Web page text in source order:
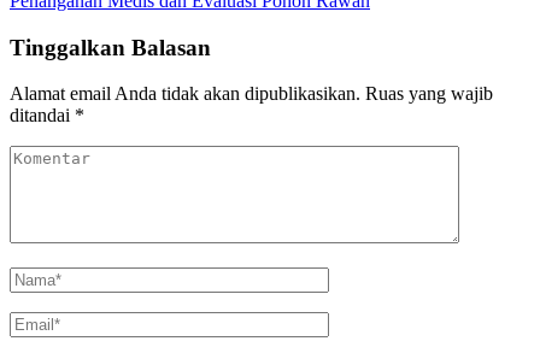
Tinggalkan Balasan
Alamat email Anda tidak akan dipublikasikan. Ruas yang wajib
ditandai *